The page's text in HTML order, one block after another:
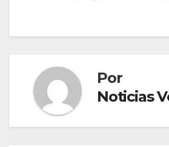
entradas
Por
Noticias